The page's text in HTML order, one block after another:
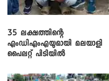
35 ലക്ഷത്തിന്റെ
എംഡിഎംഎയുമായി മലയാളി
പൈലറ്റ് പിടിയിൽ